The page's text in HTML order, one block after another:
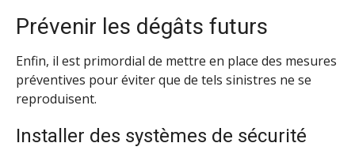
Prévenir les dégâts futurs
Enfin, il est primordial de mettre en place des mesures
préventives pour éviter que de tels sinistres ne se
reproduisent.
Installer des systèmes de sécurité